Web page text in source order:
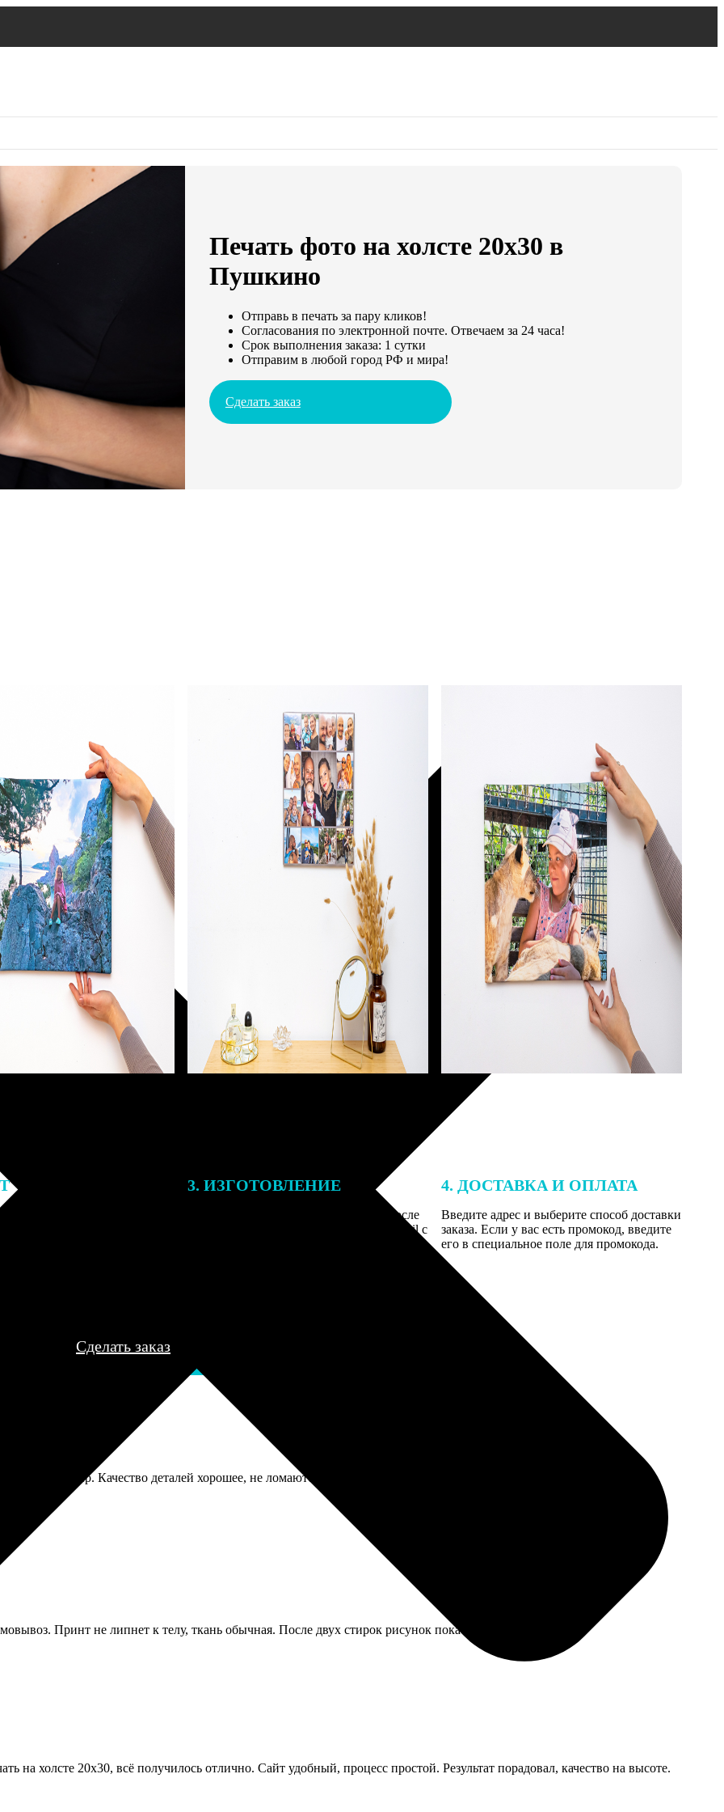
Печать фото на холсте 20х30 в
Пушкино
Отправь в печать за пару кликов!
Согласования по электронной почте. Отвечаем за 24 часа!
Срок выполнения заказа: 1 сутки
Отправим в любой город РФ и мира!
Сделать заказ
заказа к печати
могут связаться с Вами
телефону или email для
деталей.
3. ИЗГОТОВЛЕНИЕ
Оплатите заказ банковской картой. После
оплаты получите подтверждение на email с
4. ДОСТАВКА И ОПЛАТА
Введите адрес и выберите способ доставки
заказа. Если у вас есть промокод, введите
его в специальное поле для промокода.
Сделать заказ
за вечер. Качество деталей хорошее, не ломаются. Но некоторые кусочки плохо стыкуются, приходилось
Принт не липнет к телу, ткань обычная. После двух стирок рисунок пока как новый.
на холсте 20х30, всё получилось отлично. Сайт удобный, процесс простой. Результат порадовал, качество на высоте.